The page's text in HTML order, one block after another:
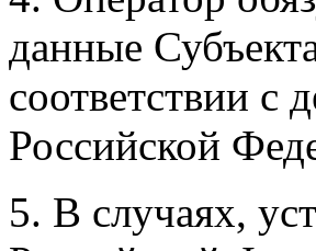
данные
соответствии с
Российской
5. В случаях,